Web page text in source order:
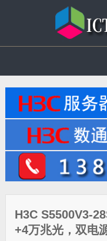
H3C S5500V3-
+4万兆光，双电